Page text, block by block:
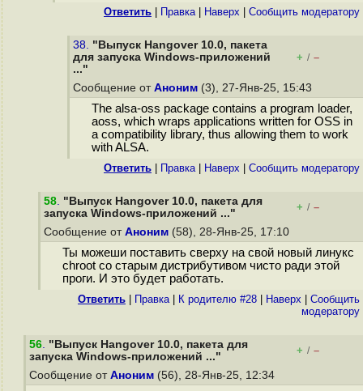
Ответить Правка| Наверх Cообщить модератору
38. "Выпуск Hangover 10.0, пакета
для запуска Windows-приложений
..."
+ / –
Сообщение от Аноним (3), 27-Янв-25, 15:43
The alsa-oss package contains a program loader,
aoss, which wraps applications written for OSS in
a compatibility library, thus allowing them to work
with ALSA.
Ответить Правка| Наверх Cообщить модератору
58. "Выпуск Hangover 10.0, пакета для
запуска Windows-приложений ..."
+ / –
Сообщение от Аноним (58), 28-Янв-25, 17:10
Ты можеши поставить сверху на свой новый линукс
chroot со старым дистрибутивом чисто ради этой
проги. И это будет работать.
Ответить Правка| К родителю #28 Наверх
Cообщить
модератору
56. "Выпуск Hangover 10.0, пакета для
запуска Windows-приложений ..."
+ / –
Сообщение от Аноним (56), 28-Янв-25, 12:34